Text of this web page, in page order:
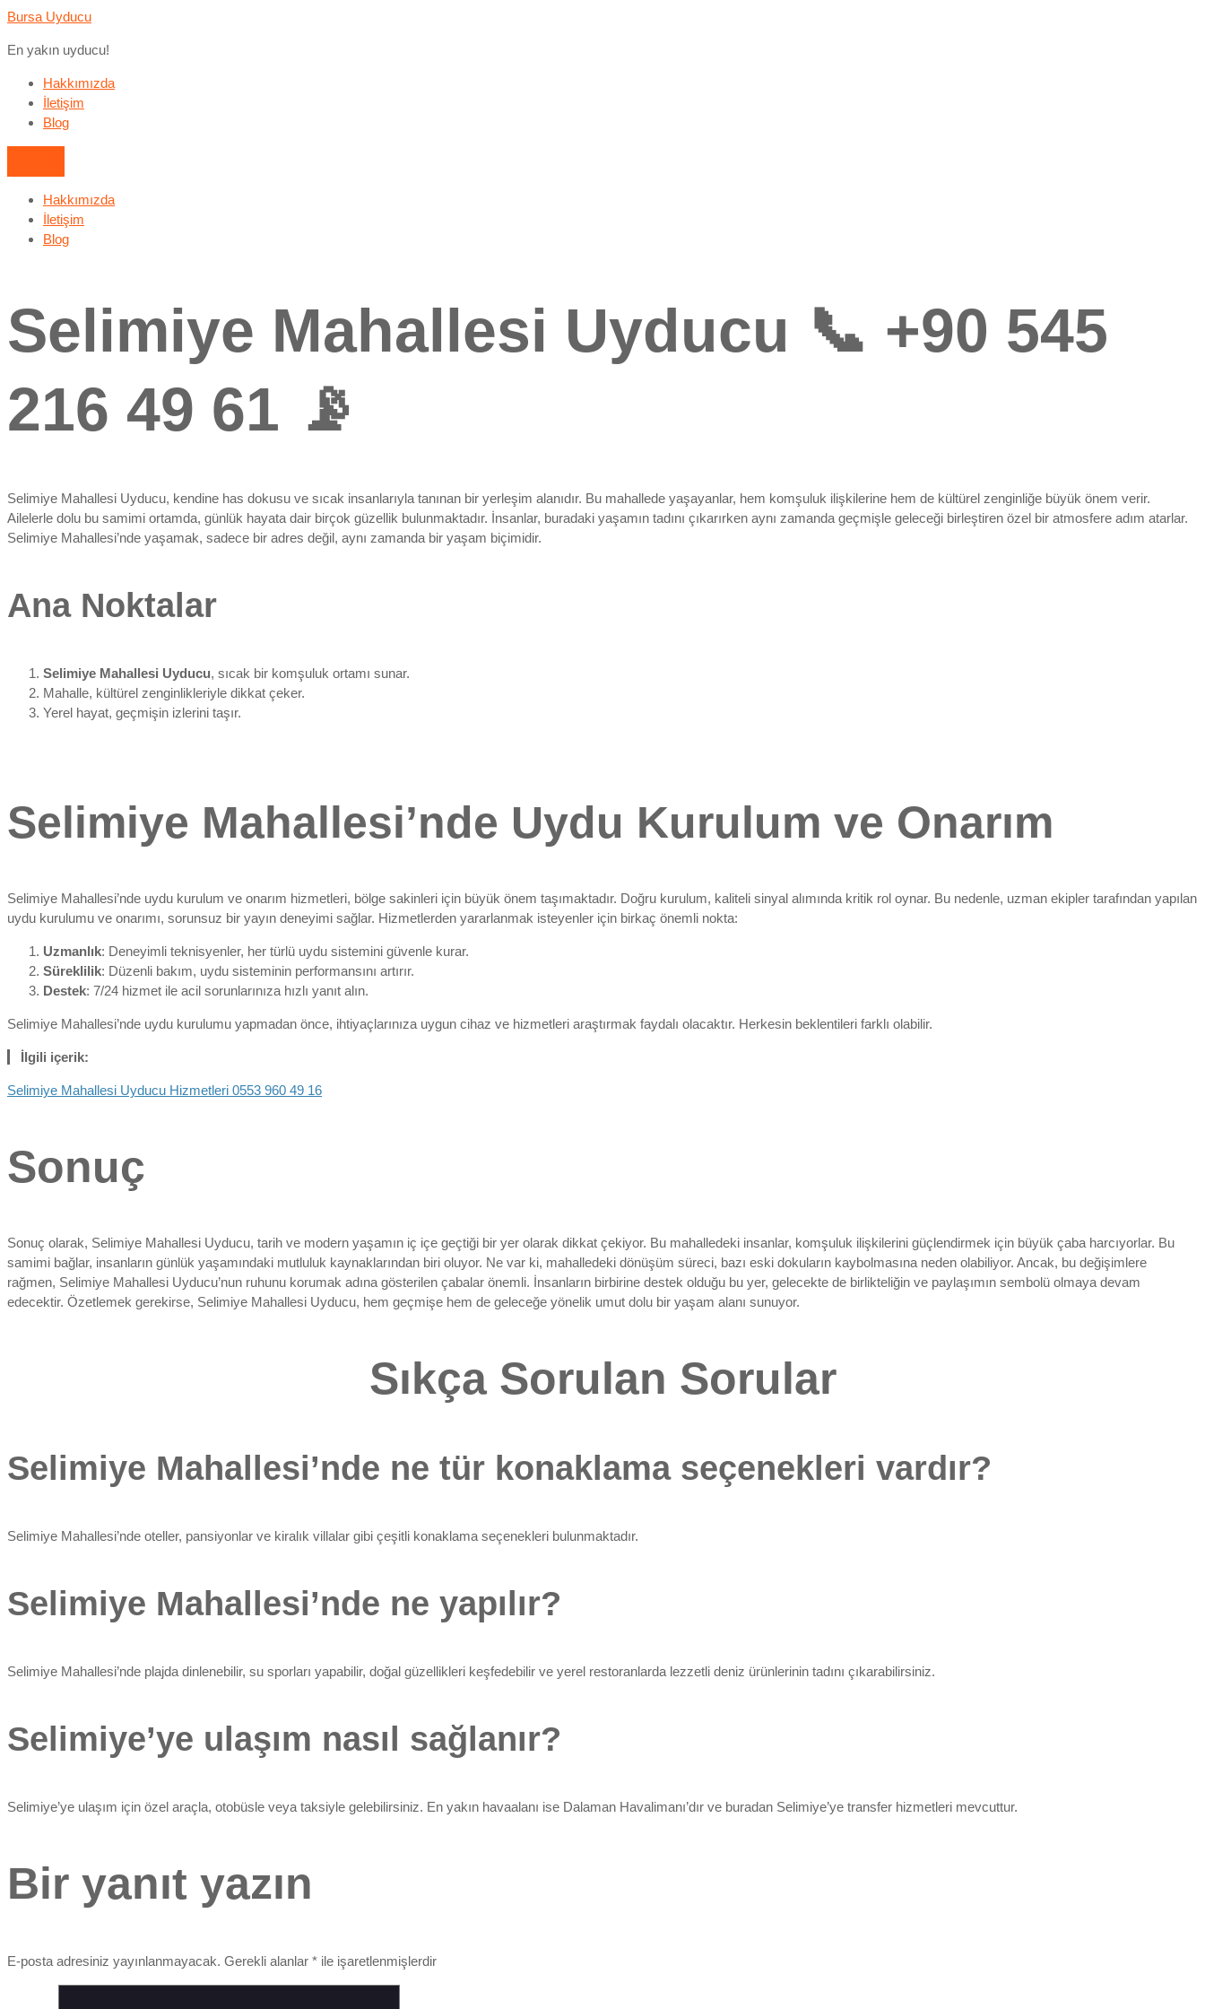
Bursa Uyducu
En yakın uyducu!
Hakkımızda
İletişim
Blog
Hakkımızda
İletişim
Blog
Selimiye Mahallesi Uyducu 📞 +90 545
216 49 61 📡
Selimiye Mahallesi Uyducu, kendine has dokusu ve sıcak insanlarıyla tanınan bir yerleşim alanıdır. Bu mahallede yaşayanlar, hem komşuluk ilişkilerine hem de kültürel zenginliğe büyük önem verir.
Ailelerle dolu bu samimi ortamda, günlük hayata dair birçok güzellik bulunmaktadır. İnsanlar, buradaki yaşamın tadını çıkarırken aynı zamanda geçmişle geleceği birleştiren özel bir atmosfere adım atarlar.
Selimiye Mahallesi’nde yaşamak, sadece bir adres değil, aynı zamanda bir yaşam biçimidir.
Ana Noktalar
Selimiye Mahallesi Uyducu, sıcak bir komşuluk ortamı sunar.
Mahalle, kültürel zenginlikleriyle dikkat çeker.
Yerel hayat, geçmişin izlerini taşır.
Selimiye Mahallesi’nde Uydu Kurulum ve Onarım
Selimiye Mahallesi’nde uydu kurulum ve onarım hizmetleri, bölge sakinleri için büyük önem taşımaktadır. Doğru kurulum, kaliteli sinyal alımında kritik rol oynar. Bu nedenle, uzman ekipler tarafından yapılan
uydu kurulumu ve onarımı, sorunsuz bir yayın deneyimi sağlar. Hizmetlerden yararlanmak isteyenler için birkaç önemli nokta:
Uzmanlık: Deneyimli teknisyenler, her türlü uydu sistemini güvenle kurar.
Süreklilik: Düzenli bakım, uydu sisteminin performansını artırır.
Destek: 7/24 hizmet ile acil sorunlarınıza hızlı yanıt alın.
Selimiye Mahallesi’nde uydu kurulumu yapmadan önce, ihtiyaçlarınıza uygun cihaz ve hizmetleri araştırmak faydalı olacaktır. Herkesin beklentileri farklı olabilir.
İlgili içerik:
Selimiye Mahallesi Uyducu Hizmetleri 0553 960 49 16
Sonuç
Sonuç olarak, Selimiye Mahallesi Uyducu, tarih ve modern yaşamın iç içe geçtiği bir yer olarak dikkat çekiyor. Bu mahalledeki insanlar, komşuluk ilişkilerini güçlendirmek için büyük çaba harcıyorlar. Bu
samimi bağlar, insanların günlük yaşamındaki mutluluk kaynaklarından biri oluyor. Ne var ki, mahalledeki dönüşüm süreci, bazı eski dokuların kaybolmasına neden olabiliyor. Ancak, bu değişimlere
rağmen, Selimiye Mahallesi Uyducu’nun ruhunu korumak adına gösterilen çabalar önemli. İnsanların birbirine destek olduğu bu yer, gelecekte de birlikteliğin ve paylaşımın sembolü olmaya devam
edecektir. Özetlemek gerekirse, Selimiye Mahallesi Uyducu, hem geçmişe hem de geleceğe yönelik umut dolu bir yaşam alanı sunuyor.
Sıkça Sorulan Sorular
Selimiye Mahallesi’nde ne tür konaklama seçenekleri vardır?
Selimiye Mahallesi’nde oteller, pansiyonlar ve kiralık villalar gibi çeşitli konaklama seçenekleri bulunmaktadır.
Selimiye Mahallesi’nde ne yapılır?
Selimiye Mahallesi’nde plajda dinlenebilir, su sporları yapabilir, doğal güzellikleri keşfedebilir ve yerel restoranlarda lezzetli deniz ürünlerinin tadını çıkarabilirsiniz.
Selimiye’ye ulaşım nasıl sağlanır?
Selimiye’ye ulaşım için özel araçla, otobüsle veya taksiyle gelebilirsiniz. En yakın havaalanı ise Dalaman Havalimanı’dır ve buradan Selimiye’ye transfer hizmetleri mevcuttur.
Bir yanıt yazın
E-posta adresiniz yayınlanmayacak. Gerekli alanlar * ile işaretlenmişlerdir